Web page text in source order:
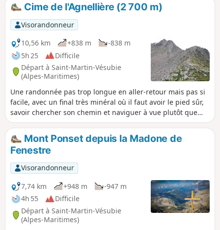
Cime de l'Agnellière (2 700 m)
Visorandonneur
10,56 km
+838 m
-838 m
5h 25
Difficile
Départ à Saint-Martin-Vésubie
(Alpes-Maritimes)
Une randonnée pas trop longue en aller-retour mais pas si
facile, avec un final très minéral où il faut avoir le pied sûr,
savoir chercher son chemin et naviguer à vue plutôt que
compter sur les sentiers et les cairns. De là-haut,
magnifique vue sur les sommets du Mercantour et
notamment le Gélas. Tout du long, les chamois et vautours
fauves nous surveillent d'un œil attentif...
Mont Ponset depuis la Madone de
Fenestre
Visorandonneur
7,74 km
+948 m
-947 m
4h 55
Difficile
Départ à Saint-Martin-Vésubie
(Alpes-Maritimes)